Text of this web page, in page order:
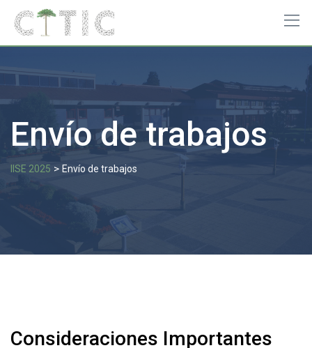
content
Envío de trabajos
IISE 2025 > Envío de trabajos
Consideraciones Importantes